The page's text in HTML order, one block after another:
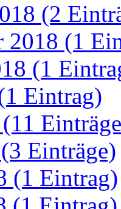
(2
2018 (1
(1
Eintrag)
Einträge)
(1 Eintrag)